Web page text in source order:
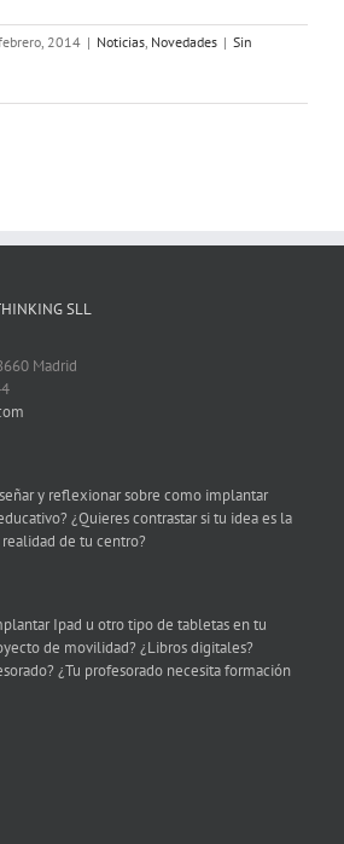
2014 | Noticias Novedades | Sin
SLL
Madrid
y reflexionar sobre como implantar
¿Quieres contrastar si tu idea es la
de tu centro?
Ipad u otro tipo de tabletas en tu
de movilidad? ¿Libros digitales?
¿Tu profesorado necesita formación